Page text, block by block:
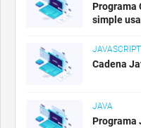
Programa
simple
JAVASCRIPT
Cadena
JAVA
Programa